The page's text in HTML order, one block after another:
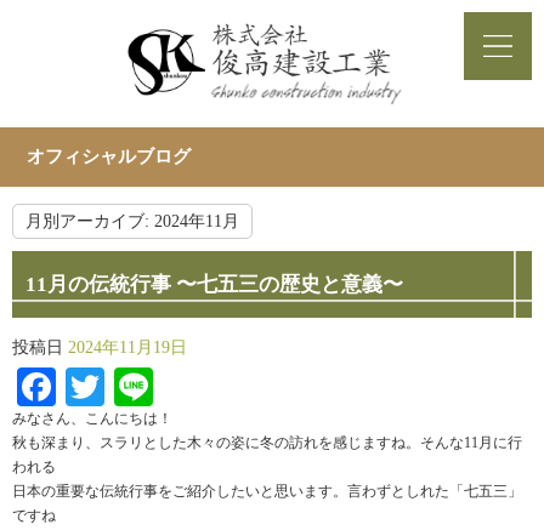
オフィシャルブログ
月別アーカイブ: 2024年11月
11月の伝統行事 〜七五三の歴史と意義〜
投稿日 2024年11月19日
Facebook
Twitter
みなさん、こんにちは！
秋も深まり、スラリとした木々の姿に冬の訪れを感じますね。そんな11月に行
われる
日本の重要な伝統行事をご紹介したいと思います。言わずとしれた「七五三」
ですね